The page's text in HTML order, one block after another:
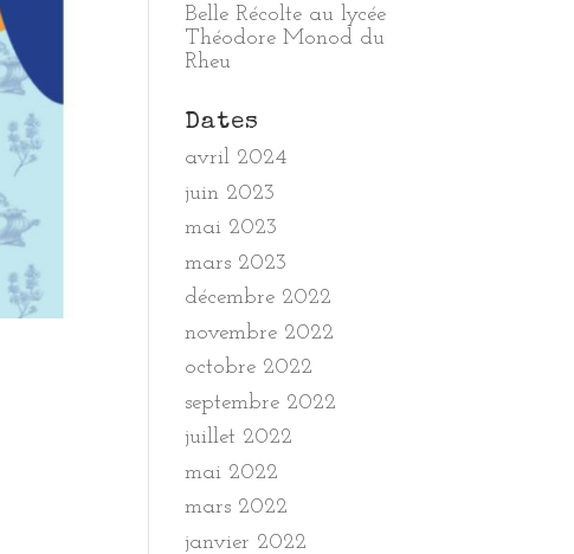
Belle Récolte au lycée
Théodore Monod du
Rheu
Dates
avril 2024
juin 2023
mai 2023
mars 2023
décembre 2022
novembre 2022
octobre 2022
septembre 2022
juillet 2022
mai 2022
mars 2022
janvier 2022